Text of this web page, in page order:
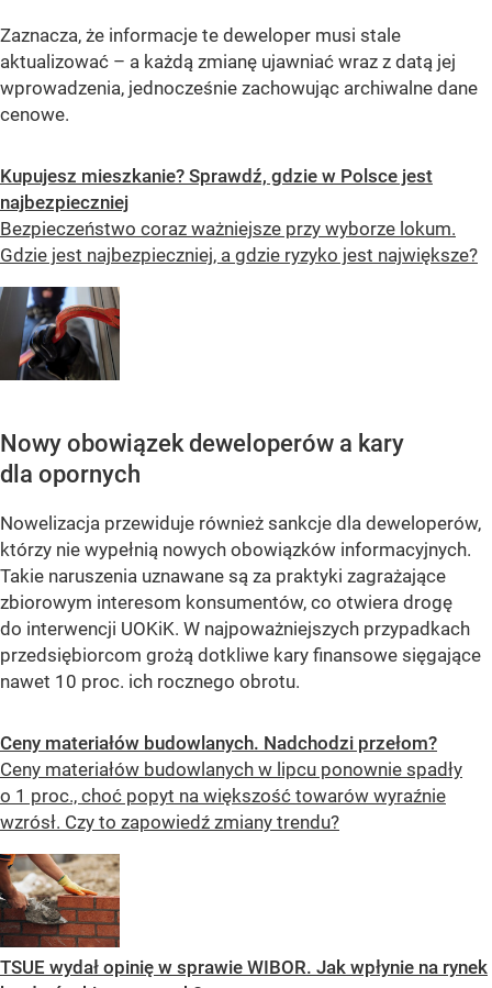
Zaznacza, że informacje te deweloper musi stale
aktualizować – a każdą zmianę ujawniać wraz z datą jej
wprowadzenia, jednocześnie zachowując archiwalne dane
cenowe.
Kupujesz mieszkanie? Sprawdź, gdzie w Polsce jest
najbezpieczniej
Bezpieczeństwo coraz ważniejsze przy wyborze lokum.
Gdzie jest najbezpieczniej, a gdzie ryzyko jest największe?
Nowy obowiązek deweloperów a kary
dla opornych
Nowelizacja przewiduje również sankcje dla deweloperów,
którzy nie wypełnią nowych obowiązków informacyjnych.
Takie naruszenia uznawane są za praktyki zagrażające
zbiorowym interesom konsumentów, co otwiera drogę
do interwencji UOKiK. W najpoważniejszych przypadkach
przedsiębiorcom grożą dotkliwe kary finansowe sięgające
nawet 10 proc. ich rocznego obrotu.
Ceny materiałów budowlanych. Nadchodzi przełom?
Ceny materiałów budowlanych w lipcu ponownie spadły
o 1 proc., choć popyt na większość towarów wyraźnie
wzrósł. Czy to zapowiedź zmiany trendu?
TSUE wydał opinię w sprawie WIBOR. Jak wpłynie na rynek